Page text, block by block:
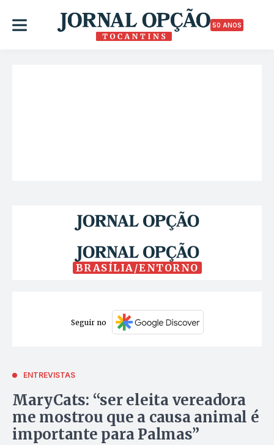
50 ANOS
BRASÍLIA/ENTORNO
Seguir no
ENTREVISTAS
MaryCats: “ser eleita vereadora
me mostrou que a causa animal é
importante para Palmas”